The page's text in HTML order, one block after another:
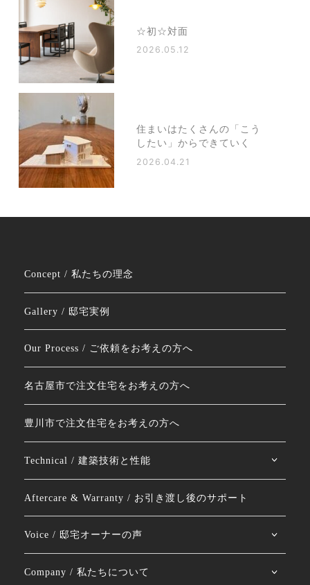
☆初☆対面
2026.05.12
住まいはたくさんの「こう
したい」からできていく
2026.04.21
Concept / 私たちの理念
Gallery / 邸宅実例
Our Process / ご依頼をお考えの方へ
名古屋市で注文住宅をお考えの方へ
豊川市で注文住宅をお考えの方へ
Technical / 建築技術と性能
Aftercare & Warranty / お引き渡し後のサポート
Voice / 邸宅オーナーの声
Company / 私たちについて